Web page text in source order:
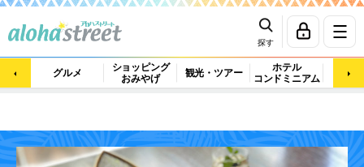
探す
グルメ
ショッピング
おみやげ
観光・ツアー
ホテル
コンドミニアム
マッ